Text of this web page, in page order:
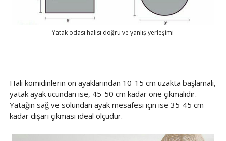
Yatak odası halısı doğru ve yanlış yerleşimi
Halı komidinlerin ön ayaklarından 10-15 cm uzakta başlamalı,
yatak ayak ucundan ise, 45-50 cm kadar öne çıkmalıdır.
Yatağın sağ ve solundan ayak mesafesi için ise 35-45 cm
kadar dışarı çıkması ideal ölçüdür.